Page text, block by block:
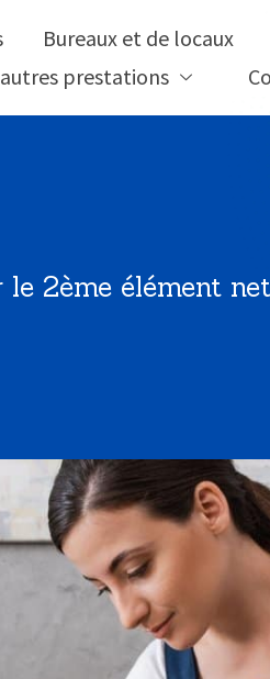
Bureaux et de locaux
prestations
le 2ème élément